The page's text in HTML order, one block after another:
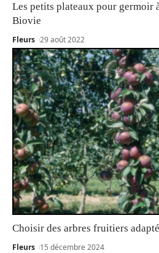
Les petits plateaux pour germoir
Biovie
Fleurs 29 août 2022
Choisir des arbres fruitiers
Fleurs 15 décembre 2024